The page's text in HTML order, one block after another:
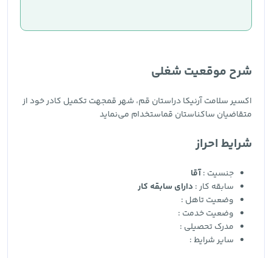
شرح موقعیت شغلی
اکسیر سلامت آرنیکا دراستان قم، شهر قمجهت تکمیل کادر خود از
متقاضیان ساکناستان قماستخدام می‌نماید
شرایط احراز
جنسیت :آقا
سابقه کار : دارای سابقه کار
وضعیت تاهل :
وضعیت خدمت :
مدرک تحصیلی :
سایر شرایط :